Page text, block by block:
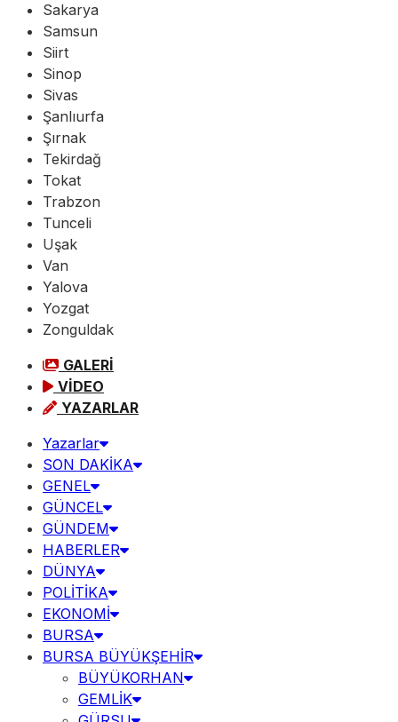
Sakarya
Samsun
Siirt
Sinop
Sivas
Şanlıurfa
Şırnak
Tekirdağ
Tokat
Trabzon
Tunceli
Uşak
Van
Yalova
Yozgat
Zonguldak
GALERİ
VİDEO
YAZARLAR
Yazarlar
SON DAKİKA
GENEL
GÜNCEL
GÜNDEM
HABERLER
DÜNYA
POLİTİKA
EKONOMİ
BURSA
BURSA BÜYÜKŞEHİR
BÜYÜKORHAN
GEMLİK